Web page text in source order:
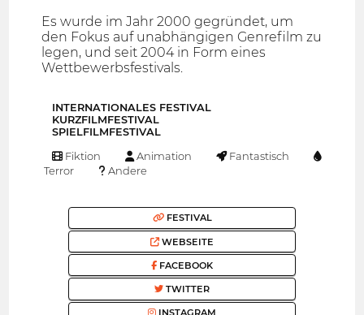
Es wurde im Jahr 2000 gegründet, um
den Fokus auf unabhängigen Genrefilm zu
legen, und seit 2004 in Form eines
Wettbewerbsfestivals.
INTERNATIONALES FESTIVAL
KURZFILMFESTIVAL
SPIELFILMFESTIVAL
Fiktion Animation
Fantastisch
Terror
Andere
FESTIVAL
WEBSEITE
FACEBOOK
TWITTER
INSTAGRAM